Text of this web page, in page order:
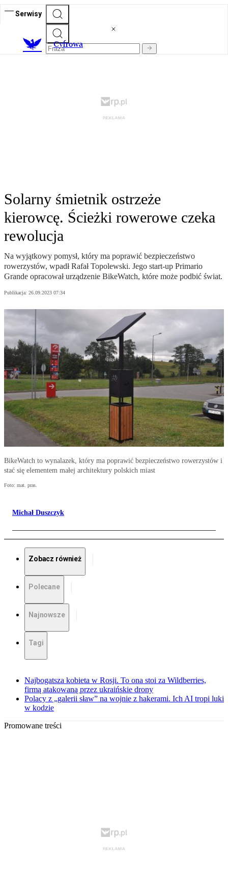
Serwisy
Cyfrowa
Solarny śmietnik ostrzeże
kierowcę. Ścieżki rowerowe czeka
rewolucja
Na wyjątkowy pomysł, który ma poprawić bezpieczeństwo
rowerzystów, wpadł Rafał Topolewski. Jego start-up Primario
Grande opracował urządzenie BikeWatch, które może podbić świat.
Publikacja: 26.09.2023 07:34
BikeWatch to wynalazek, który ma poprawić bezpieczeństwo rowerzystów i
stać się elementem małej architektury polskich miast
Foto: mat. pras.
Michał Duszczyk
Zobacz również
Polecane
Najnowsze
Tagi
Najbogatsza kobieta w Rosji. To ona stoi za Wildberries,
firmą atakowaną przez ukraińskie drony
Polacy z „galerii sław” na wojnie z hakerami. Ich AI tropi luki
w kodzie
Promowane treści